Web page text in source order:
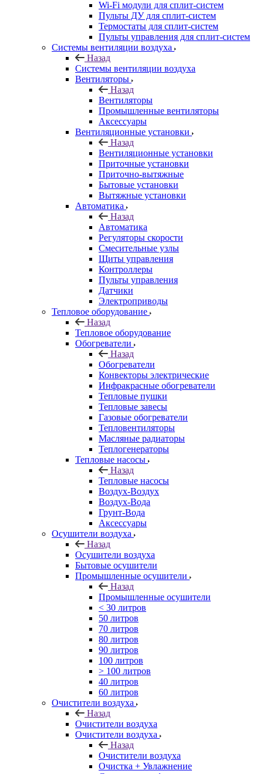
Wi-Fi модули для сплит-систем
Пульты ДУ для сплит-систем
Термостаты для сплит-систем
Пульты управления для сплит-систем
Системы вентиляции воздуха
Назад
Системы вентиляции воздуха
Вентиляторы
Назад
Вентиляторы
Промышленные вентиляторы
Аксессуары
Вентиляционные установки
Назад
Вентиляционные установки
Приточные установки
Приточно-вытяжные
Бытовые установки
Вытяжные установки
Автоматика
Назад
Автоматика
Регуляторы скорости
Смесительные узлы
Щиты управления
Контроллеры
Пульты управления
Датчики
Электроприводы
Тепловое оборудование
Назад
Тепловое оборудование
Обогреватели
Назад
Обогреватели
Конвекторы электрические
Инфракрасные обогреватели
Тепловые пушки
Тепловые завесы
Газовые обогреватели
Тепловентиляторы
Масляные радиаторы
Теплогенераторы
Тепловые насосы
Назад
Тепловые насосы
Воздух-Воздух
Воздух-Вода
Грунт-Вода
Аксессуары
Осушители воздуха
Назад
Осушители воздуха
Бытовые осушители
Промышленные осушители
Назад
Промышленные осушители
< 30 литров
50 литров
70 литров
80 литров
90 литров
100 литров
> 100 литров
40 литров
60 литров
Очистители воздуха
Назад
Очистители воздуха
Очистители воздуха
Назад
Очистители воздуха
Очистка + Увлажнение